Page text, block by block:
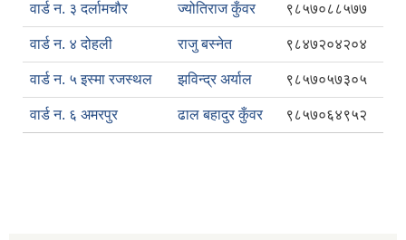
वार्ड न. ३ दर्लामचौर ज्योतिराज कुँवर ९८५७०८८५७७
वार्ड न. ४ दोहली राजु बस्नेत ९८४७२०४२०४
वार्ड न. ५ इस्मा रजस्थल झविन्द्र अर्याल ९८५७०५७३०५
वार्ड न. ६ अमरपुर ढाल बहादुर कुँवर ९८५७०६४९५२